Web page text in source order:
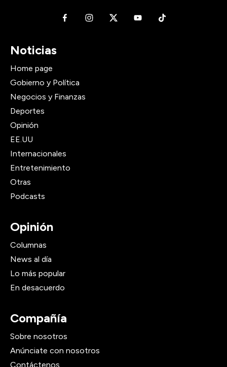
Noticias
Home page
Gobierno y Política
Negocios y Finanzas
Deportes
Opinión
EE.UU
Internacionales
Entretenimiento
Otras
Podcasts
Opinión
Columnas
News al día
Lo más popular
En desacuerdo
Compañía
Sobre nosotros
Anúnciate con nosotros
Contáctenos